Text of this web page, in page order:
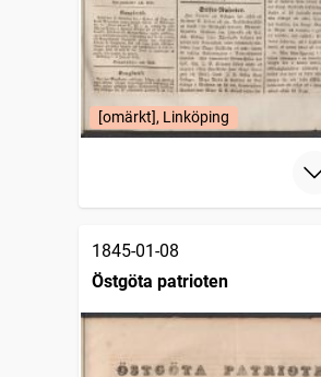
[omärkt], Linköping
1845-01-08
Östgöta patrioten